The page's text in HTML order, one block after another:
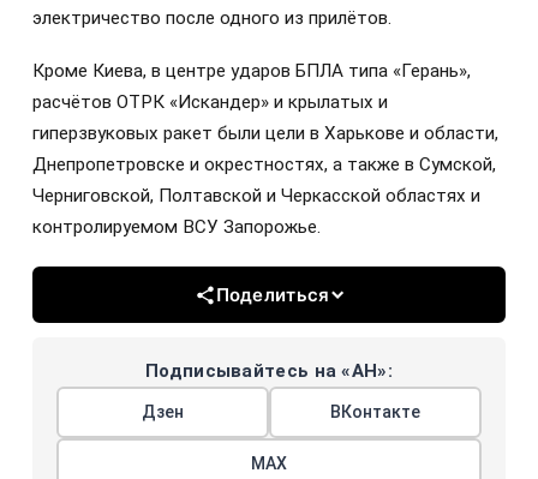
электричество после одного из прилётов.
Кроме Киева, в центре ударов БПЛА типа «Герань»,
расчётов ОТРК «Искандер» и крылатых и
гиперзвуковых ракет были цели в Харькове и области,
Днепропетровске и окрестностях, а также в Сумской,
Черниговской, Полтавской и Черкасской областях и
контролируемом ВСУ Запорожье.
Поделиться
Подписывайтесь на «АН»:
Дзен ВКонтакте
МАХ